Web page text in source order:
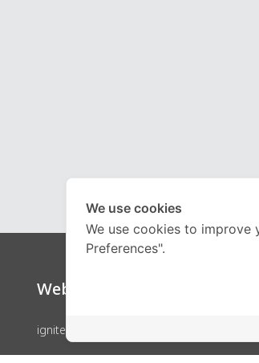
Website
ignite by OnDemand
We use cookies
We use cookies to improve
Preferences".